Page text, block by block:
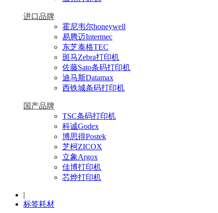
进口品牌
霍尼韦尔honeywell
易腾迈Intermec
东芝泰格TEC
斑马Zebra打印机
佐藤Sato条码打印机
迪马斯Datamax
西铁城条码打印机
国产品牌
TSC条码打印机
科诚Godex
博思得Postek
芝柯ZICOX
立象Argox
佳博打印机
芯烨打印机
|
标签耗材